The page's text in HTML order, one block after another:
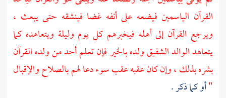
القرآن الياسمين فيضعه على أنفه غضا فينشقه حتى يبعث ،
ويرجع القرآن إلى أهله فيخبرهم كل يوم وليلة ويتعاهده كما
يتعاهد الوالد الشفيق ولده بالخير فإن تعلم أحد من ولده القرآن
بشره بذلك ، وإن كان عقبه عقب سوء دعا لهم بالصلاح والإقبال
"أو كما ذكر .